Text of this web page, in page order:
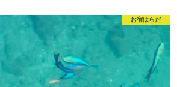
お宿はらだ